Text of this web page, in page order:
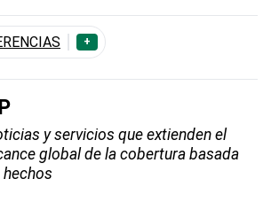
+
y servicios que extienden el
global de la cobertura basada
hechos